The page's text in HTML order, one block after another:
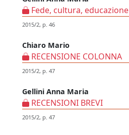
Fede, cultura, educazione
2015/2, p. 46
Chiaro Mario
RECENSIONE COLONNA
2015/2, p. 47
Gellini Anna Maria
RECENSIONI BREVI
2015/2, p. 47